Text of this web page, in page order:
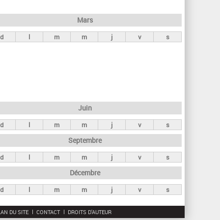
r
c
Mars
d l m m j v s
Juin
d l m m j v s
Septembre
d l m m j v s
Décembre
d l m m j v s
DU SITE CONTACT DROITS D'AUTEUR